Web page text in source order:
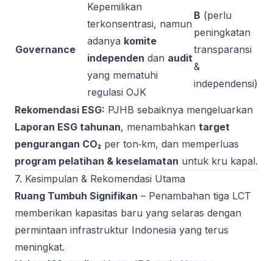
Governance
Kepemilikan
terkonsentrasi, namun
adanya komite
independen dan audit
yang mematuhi
regulasi OJK
B (perlu
peningkatan
transparansi
&
independensi)
Rekomendasi ESG: PJHB sebaiknya mengeluarkan
Laporan ESG tahunan, menambahkan target
pengurangan CO₂ per ton‑km, dan memperluas
program pelatihan & keselamatan untuk kru kapal.
7. Kesimpulan & Rekomendasi Utama
Ruang Tumbuh Signifikan – Penambahan tiga LCT
memberikan kapasitas baru yang selaras dengan
permintaan infrastruktur Indonesia yang terus
meningkat.